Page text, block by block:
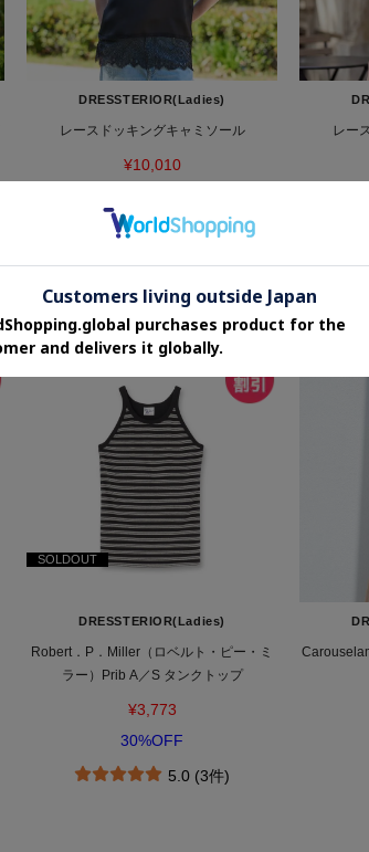
DRESSTERIOR(Ladies)
レースドッキングキャミソール
¥10,010
レー
SOLDOUT
DRESSTERIOR(Ladies)
Robert．P．Miller（ロベルト・ピー・ミ
ラー）Prib A／S タンクトップ
¥3,773
30%OFF
5.0 (3件)